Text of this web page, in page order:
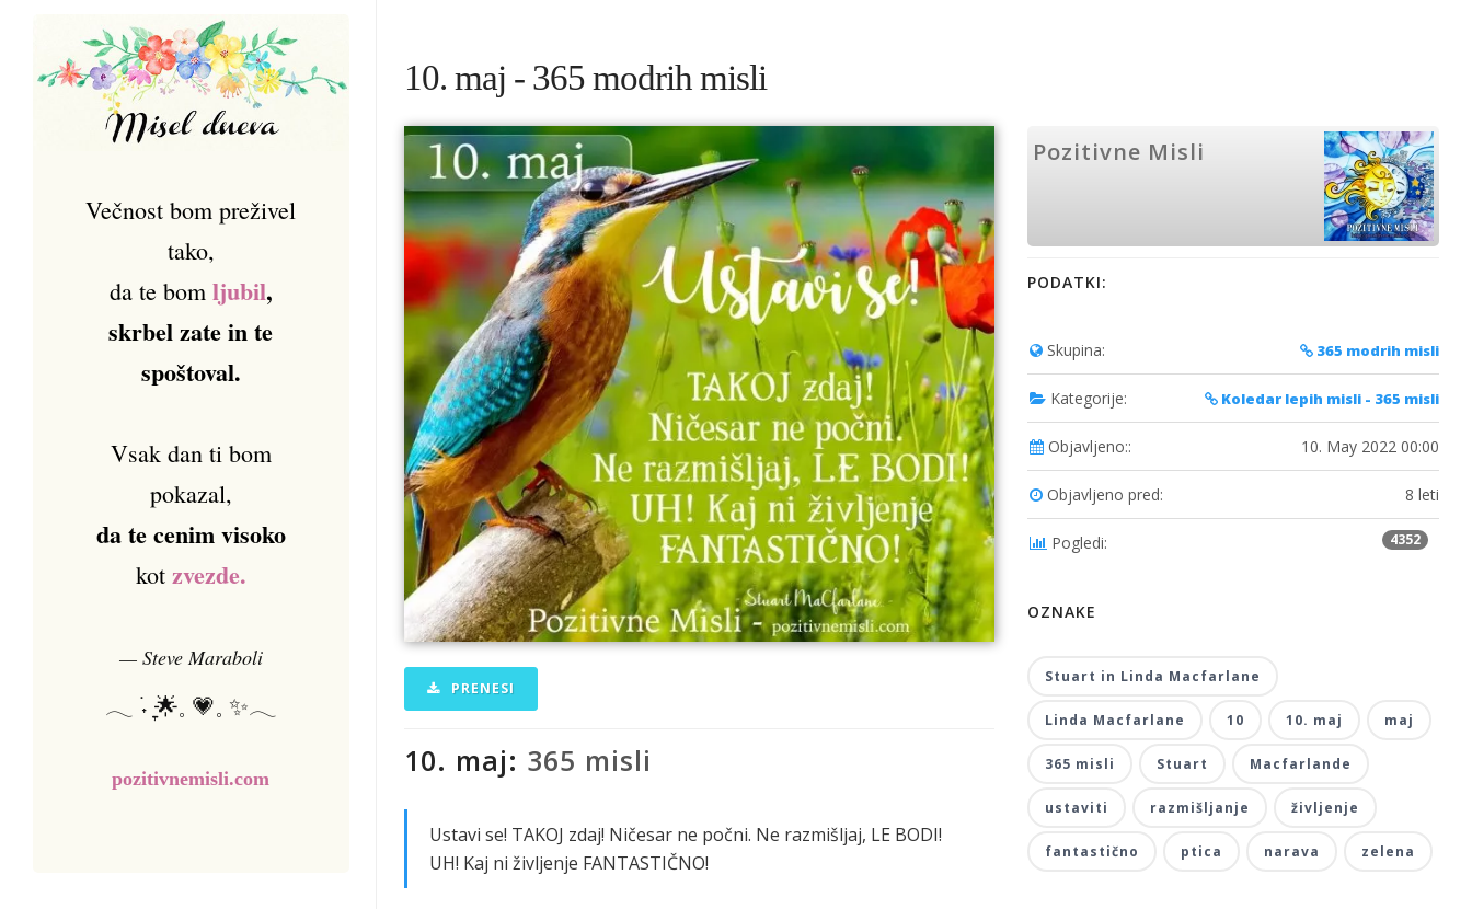
10. maj - 365 modrih misli
PRENESI
10. maj: 365 misli
Ustavi se! TAKOJ zdaj! Ničesar ne počni. Ne razmišljaj, LE BODI!
UH! Kaj ni življenje FANTASTIČNO!
Pozitivne Misli
PODATKI:
Skupina: 365 modrih misli
Kategorije: Koledar lepih misli - 365 misli
Objavljeno:: 10. May 2022 00:00
Objavljeno pred: 8 leti
Pogledi: 4352
OZNAKE
Stuart in Linda Macfarlane
Linda Macfarlane 10 10. maj maj
365 misli Stuart Macfarlande
ustaviti razmišljanje življenje
fantastično ptica narava zelena
Večnost bom preživel
tako,
da te bom ljubil,
skrbel zate in te
spoštoval.
Vsak dan ti bom
pokazal,
da te cenim visoko
kot zvezde.
— Steve Maraboli
𓂃 ࣪˖ ִֶָ🌟𓈒 💗𓈒 ✨𓂃
pozitivnemisli.com